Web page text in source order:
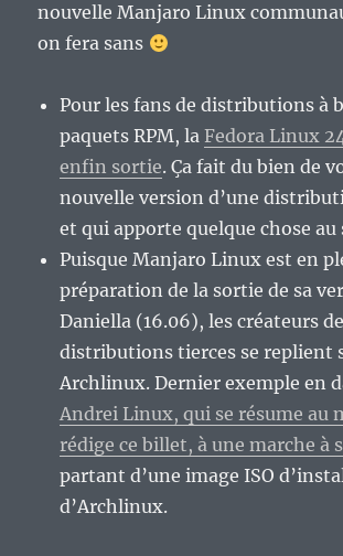
nouvelle Manjaro Linux
on fera sans
Pour les fans de distributions à
paquets RPM, laFedora Linux
enfin sortie. Ça fait du bien de
nouvelle version d’une
et qui apporte quelque chose
Puisque Manjaro Linux est en
préparation de la sortie de sa
Daniella (16.06), les créateurs de
distributions tierces se replient
Archlinux. Dernier exemple en
Andrei Linux, qui se résume au
rédige ce billet, à une marche à
partant d’une image ISO
d’Archlinux.